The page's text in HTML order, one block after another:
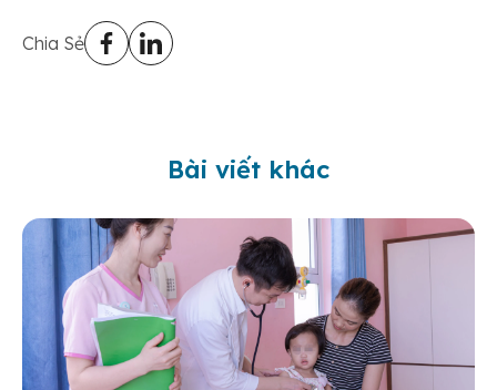
Chia Sẻ
Bài viết khác